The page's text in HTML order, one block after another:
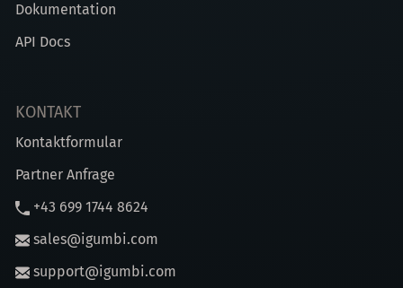
Dokumentation
API Docs
KONTAKT
Kontaktformular
Partner Anfrage
+43 699 1744 8624
sales@igumbi.com
support@igumbi.com